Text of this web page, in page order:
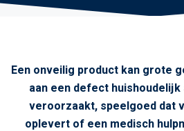
Een onveilig product kan grote
aan een defect huishoudelijk
veroorzaakt, speelgoed dat
oplevert of een medisch